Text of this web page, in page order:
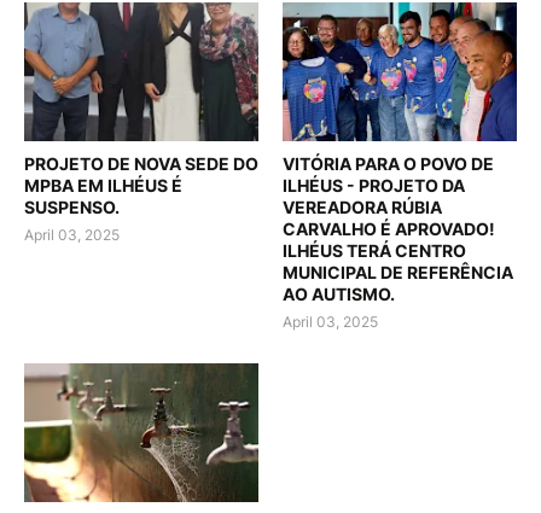
PROJETO DE NOVA SEDE DO
MPBA EM ILHÉUS É
SUSPENSO.
April 03, 2025
VITÓRIA PARA O POVO DE
ILHÉUS - PROJETO DA
VEREADORA RÚBIA
CARVALHO É APROVADO!
ILHÉUS TERÁ CENTRO
MUNICIPAL DE REFERÊNCIA
AO AUTISMO.
April 03, 2025